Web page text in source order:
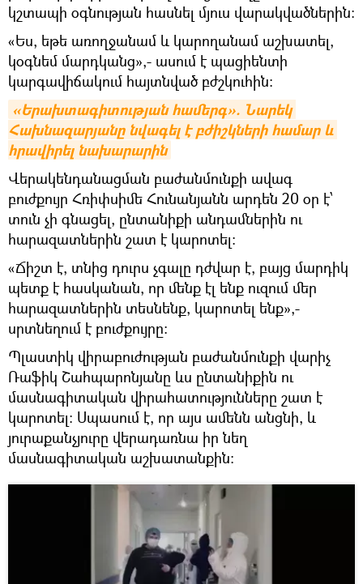
կշտապի օգնության հասնել մյուս վարակվածներին։
«Ես, եթե առողջանամ և կարողանամ աշխատել,
կօգնեմ մարդկանց»,- ասում է պացիենտի
կարգավիճակում հայտնված բժշկուհին։
«Երախտագիտության համերգ». Նարեկ
Հախնազարյանը նվագել է բժիշկների համար և
հրավիրել նախարարին
Վերակենդանացման բաժանմունքի ավագ
բուժքույր Հռիփսիմե Հունանյանն արդեն 20 օր է՝
տուն չի գնացել, ընտանիքի անդամներին ու
հարազատներին շատ է կարոտել։
«Ճիշտ է, տնից դուրս չգալը դժվար է, բայց մարդիկ
պետք է հասկանան, որ մենք էլ ենք ուզում մեր
հարազատներին տեսնենք, կարոտել ենք»,-
սրտնեղում է բուժքույրը։
Պլաստիկ վիրաբուժության բաժանմունքի վարիչ
Ռաֆիկ Շահպարոնյանը ևս ընտանիքին ու
մասնագիտական վիրահատությունները շատ է
կարոտել։ Սպասում է, որ այս ամենն անցնի, և
յուրաքանչյուրը վերադառնա իր նեղ
մասնագիտական աշխատանքին։